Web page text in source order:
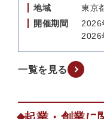
地域
東京
開催期間
2026
2026
一覧を見る